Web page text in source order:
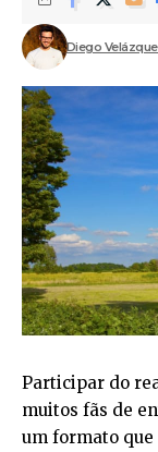
Diego
Participar do
muitos fãs de
um formato